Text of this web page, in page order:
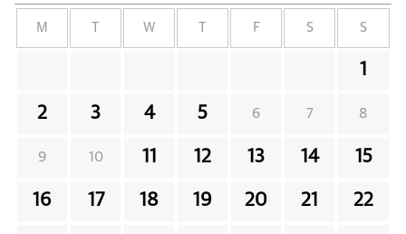
M W F S S
1
2 3 4 5 6 7 8
9 10 11 12 13 14 15
16 17 18 19 20 21 22